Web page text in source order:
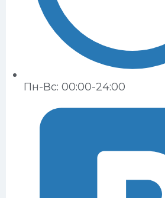
Пн-Вс: 00:00-24:00